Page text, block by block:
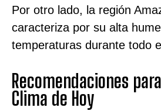
Por otro lado, la región
caracteriza por su alta
temperaturas durante todo
Recomendaciones
Clima de Hoy